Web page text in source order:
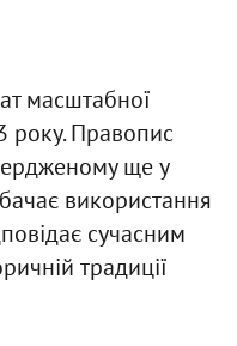
масштабної
року. Правопис
ще у
використання
сучасним
традиції